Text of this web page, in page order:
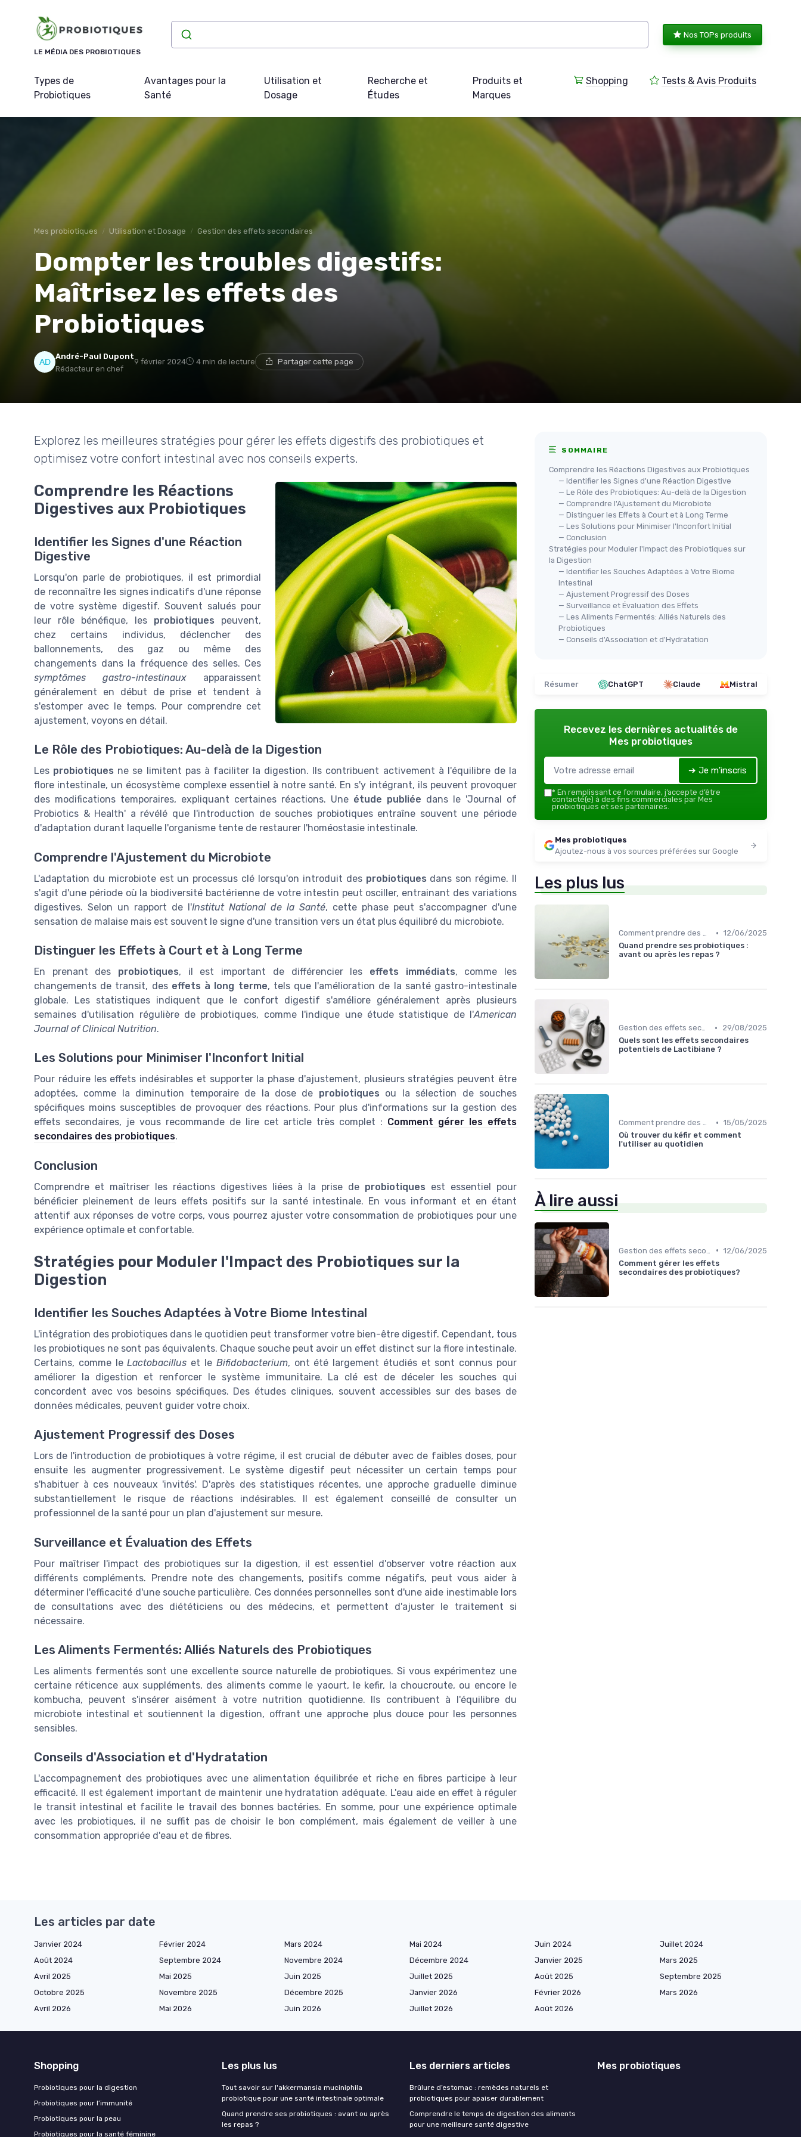
LE MÉDIA DES PROBIOTIQUES
Nos TOPs produits
Types de
Probiotiques
Avantages pour la
Santé
Utilisation et
Dosage
Recherche et
Études
Produits et
Marques
Shopping Tests & Avis Produits
Mes probiotiques Utilisation et Dosage Gestion des effets secondaires
Dompter les troubles digestifs:
Maîtrisez les effets des
Probiotiques
André-Paul Dupont
Rédacteur en chef
9 février 2024 4 min de lecture Partager cette page
Explorez les meilleures stratégies pour gérer les effets digestifs des probiotiques et
optimisez votre confort intestinal avec nos conseils experts.
Comprendre les Réactions
Digestives aux Probiotiques
Identifier les Signes d'une Réaction
Digestive
Lorsqu'on parle de probiotiques, il est primordial
de reconnaître les signes indicatifs d'une réponse
de votre système digestif. Souvent salués pour
leur rôle bénéfique, les probiotiques peuvent,
chez certains individus, déclencher des
ballonnements, des gaz ou même des
changements dans la fréquence des selles. Ces
symptômes gastro-intestinaux apparaissent
généralement en début de prise et tendent à
s'estomper avec le temps. Pour comprendre cet
ajustement, voyons en détail.
Le Rôle des Probiotiques: Au-delà de la Digestion
Les probiotiques ne se limitent pas à faciliter la digestion. Ils contribuent activement à l'équilibre de la
flore intestinale, un écosystème complexe essentiel à notre santé. En s'y intégrant, ils peuvent provoquer
des modifications temporaires, expliquant certaines réactions. Une étude publiée dans le 'Journal of
Probiotics & Health' a révélé que l'introduction de souches probiotiques entraîne souvent une période
d'adaptation durant laquelle l'organisme tente de restaurer l'homéostasie intestinale.
Comprendre l'Ajustement du Microbiote
L'adaptation du microbiote est un processus clé lorsqu'on introduit des probiotiques dans son régime. Il
s'agit d'une période où la biodiversité bactérienne de votre intestin peut osciller, entrainant des variations
digestives. Selon un rapport de l'Institut National de la Santé, cette phase peut s'accompagner d'une
sensation de malaise mais est souvent le signe d'une transition vers un état plus équilibré du microbiote.
Distinguer les Effets à Court et à Long Terme
En prenant des probiotiques, il est important de différencier les effets immédiats, comme les
changements de transit, des effets à long terme, tels que l'amélioration de la santé gastro-intestinale
globale. Les statistiques indiquent que le confort digestif s'améliore généralement après plusieurs
semaines d'utilisation régulière de probiotiques, comme l'indique une étude statistique de l'American
Journal of Clinical Nutrition.
Les Solutions pour Minimiser l'Inconfort Initial
Pour réduire les effets indésirables et supporter la phase d'ajustement, plusieurs stratégies peuvent être
adoptées, comme la diminution temporaire de la dose de probiotiques ou la sélection de souches
spécifiques moins susceptibles de provoquer des réactions. Pour plus d'informations sur la gestion des
effets secondaires, je vous recommande de lire cet article très complet : Comment gérer les effets
secondaires des probiotiques.
Conclusion
Comprendre et maîtriser les réactions digestives liées à la prise de probiotiques est essentiel pour
bénéficier pleinement de leurs effets positifs sur la santé intestinale. En vous informant et en étant
attentif aux réponses de votre corps, vous pourrez ajuster votre consommation de probiotiques pour une
expérience optimale et confortable.
Stratégies pour Moduler l'Impact des Probiotiques sur la
Digestion
Identifier les Souches Adaptées à Votre Biome Intestinal
L'intégration des probiotiques dans le quotidien peut transformer votre bien-être digestif. Cependant, tous
les probiotiques ne sont pas équivalents. Chaque souche peut avoir un effet distinct sur la flore intestinale.
Certains, comme leLactobacillus et le Bifidobacterium, ont été largement étudiés et sont connus pour
améliorer la digestion et renforcer le système immunitaire. La clé est de déceler les souches qui
concordent avec vos besoins spécifiques. Des études cliniques, souvent accessibles sur des bases de
données médicales, peuvent guider votre choix.
Ajustement Progressif des Doses
Lors de l'introduction de probiotiques à votre régime, il est crucial de débuter avec de faibles doses, pour
ensuite les augmenter progressivement. Le système digestif peut nécessiter un certain temps pour
s'habituer à ces nouveaux 'invités'. D'après des statistiques récentes, une approche graduelle diminue
substantiellement le risque de réactions indésirables. Il est également conseillé de consulter un
professionnel de la santé pour un plan d'ajustement sur mesure.
Surveillance et Évaluation des Effets
Pour maîtriser l'impact des probiotiques sur la digestion, il est essentiel d'observer votre réaction aux
différents compléments. Prendre note des changements, positifs comme négatifs, peut vous aider à
déterminer l'efficacité d'une souche particulière. Ces données personnelles sont d'une aide inestimable lors
de consultations avec des diététiciens ou des médecins, et permettent d'ajuster le traitement si
nécessaire.
Les Aliments Fermentés: Alliés Naturels des Probiotiques
Les aliments fermentés sont une excellente source naturelle de probiotiques. Si vous expérimentez une
certaine réticence aux suppléments, des aliments comme le yaourt, le kefir, la choucroute, ou encore le
kombucha, peuvent s'insérer aisément à votre nutrition quotidienne. Ils contribuent à l'équilibre du
microbiote intestinal et soutiennent la digestion, offrant une approche plus douce pour les personnes
sensibles.
Conseils d'Association et d'Hydratation
L'accompagnement des probiotiques avec une alimentation équilibrée et riche en fibres participe à leur
efficacité. Il est également important de maintenir une hydratation adéquate. L'eau aide en effet à réguler
le transit intestinal et facilite le travail des bonnes bactéries. En somme, pour une expérience optimale
avec les probiotiques, il ne suffit pas de choisir le bon complément, mais également de veiller à une
consommation appropriée d'eau et de fibres.
SOMMAIRE
Comprendre les Réactions Digestives aux Probiotiques
— Identifier les Signes d'une Réaction Digestive
— Le Rôle des Probiotiques: Au-delà de la Digestion
— Comprendre l'Ajustement du Microbiote
— Distinguer les Effets à Court et à Long Terme
— Les Solutions pour Minimiser l'Inconfort Initial
— Conclusion
Stratégies pour Moduler l'Impact des Probiotiques sur
la Digestion
— Identifier les Souches Adaptées à Votre Biome
Intestinal
— Ajustement Progressif des Doses
— Surveillance et Évaluation des Effets
— Les Aliments Fermentés: Alliés Naturels des
Probiotiques
— Conseils d'Association et d'Hydratation
Résumer ChatGPT Claude Mistral
Recevez les dernières actualités de
Mes probiotiques
➔ Je m'inscris
* En remplissant ce formulaire, j’accepte d’être
contacté(e) à des fins commerciales par Mes
probiotiques et ses partenaires.
Mes probiotiques
Ajoutez-nous à vos sources préférées sur Google
Les plus lus
Comment prendre des probiotiques • 12/06/2025
Quand prendre ses probiotiques :
avant ou après les repas ?
Gestion des effets secondaires •
29/08/2025
Quels sont les effets secondaires
potentiels de Lactibiane ?
Comment prendre des probiotiques • 15/05/2025
Où trouver du kéfir et comment
l'utiliser au quotidien
À lire aussi
• 12/06/2025
Comment gérer les effets
secondaires des probiotiques?
Les articles par date
Janvier 2024 Février 2024 Mars 2024 Mai 2024 Juin 2024
Juillet 2024
Août 2024
Septembre 2024 Novembre 2024 Décembre 2024 Janvier 2025
Mars 2025
Avril 2025
Mai 2025 Juin 2025 Juillet 2025 Août 2025
Septembre 2025
Octobre 2025
Novembre 2025 Décembre 2025 Janvier 2026 Février 2026
Mars 2026
Avril 2026
Mai 2026 Juin 2026 Juillet 2026 Août 2026
Shopping
Probiotiques pour la digestion
Probiotiques pour l’immunité
Probiotiques pour la peau
Probiotiques pour la santé féminine
Les plus lus
Tout savoir sur l'akkermansia muciniphila
probiotique pour une santé intestinale optimale
Quand prendre ses probiotiques : avant ou après
les repas ?
Les derniers articles
Brûlure d’estomac : remèdes naturels et
probiotiques pour apaiser durablement
Comprendre le temps de digestion des aliments
pour une meilleure santé digestive
Mes probiotiques